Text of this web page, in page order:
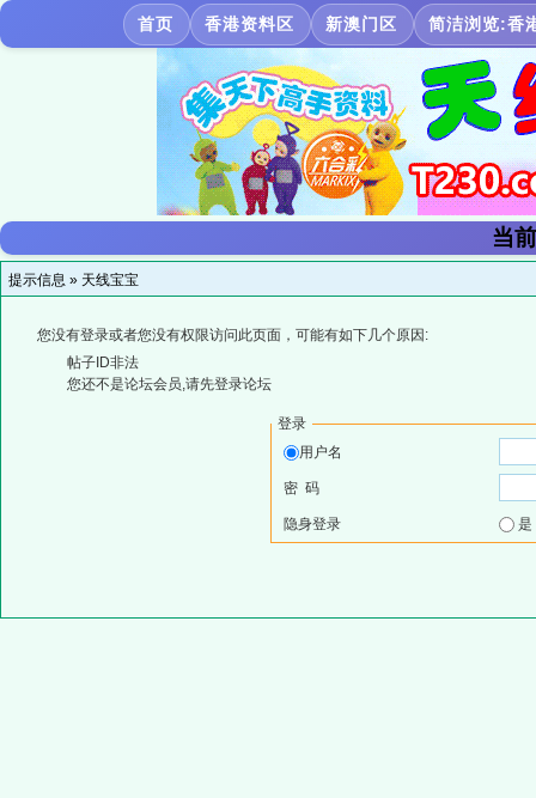
首页 香港资料区 新澳门区 简洁浏览:香
当
提示信息 » 天线宝宝
您没有登录或者您没有权限访问此页面，可能有如下几个原因:
帖子ID非法
您还不是论坛会员,请先登录论坛
登录
用户名
密 码
隐身登录